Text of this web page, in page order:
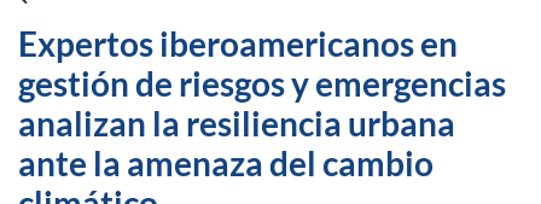
Expertos iberoamericanos en
gestión de riesgos y emergencias
analizan la resiliencia urbana
ante la amenaza del cambio